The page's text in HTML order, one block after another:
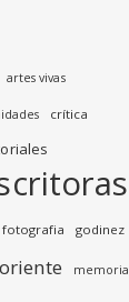
artes vivas
crítica
fotografia godinez
memoria